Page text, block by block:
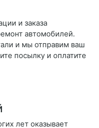
и заказа
автомобилей.
и мы отправим ваш
посылку и оплатите
лет оказывает